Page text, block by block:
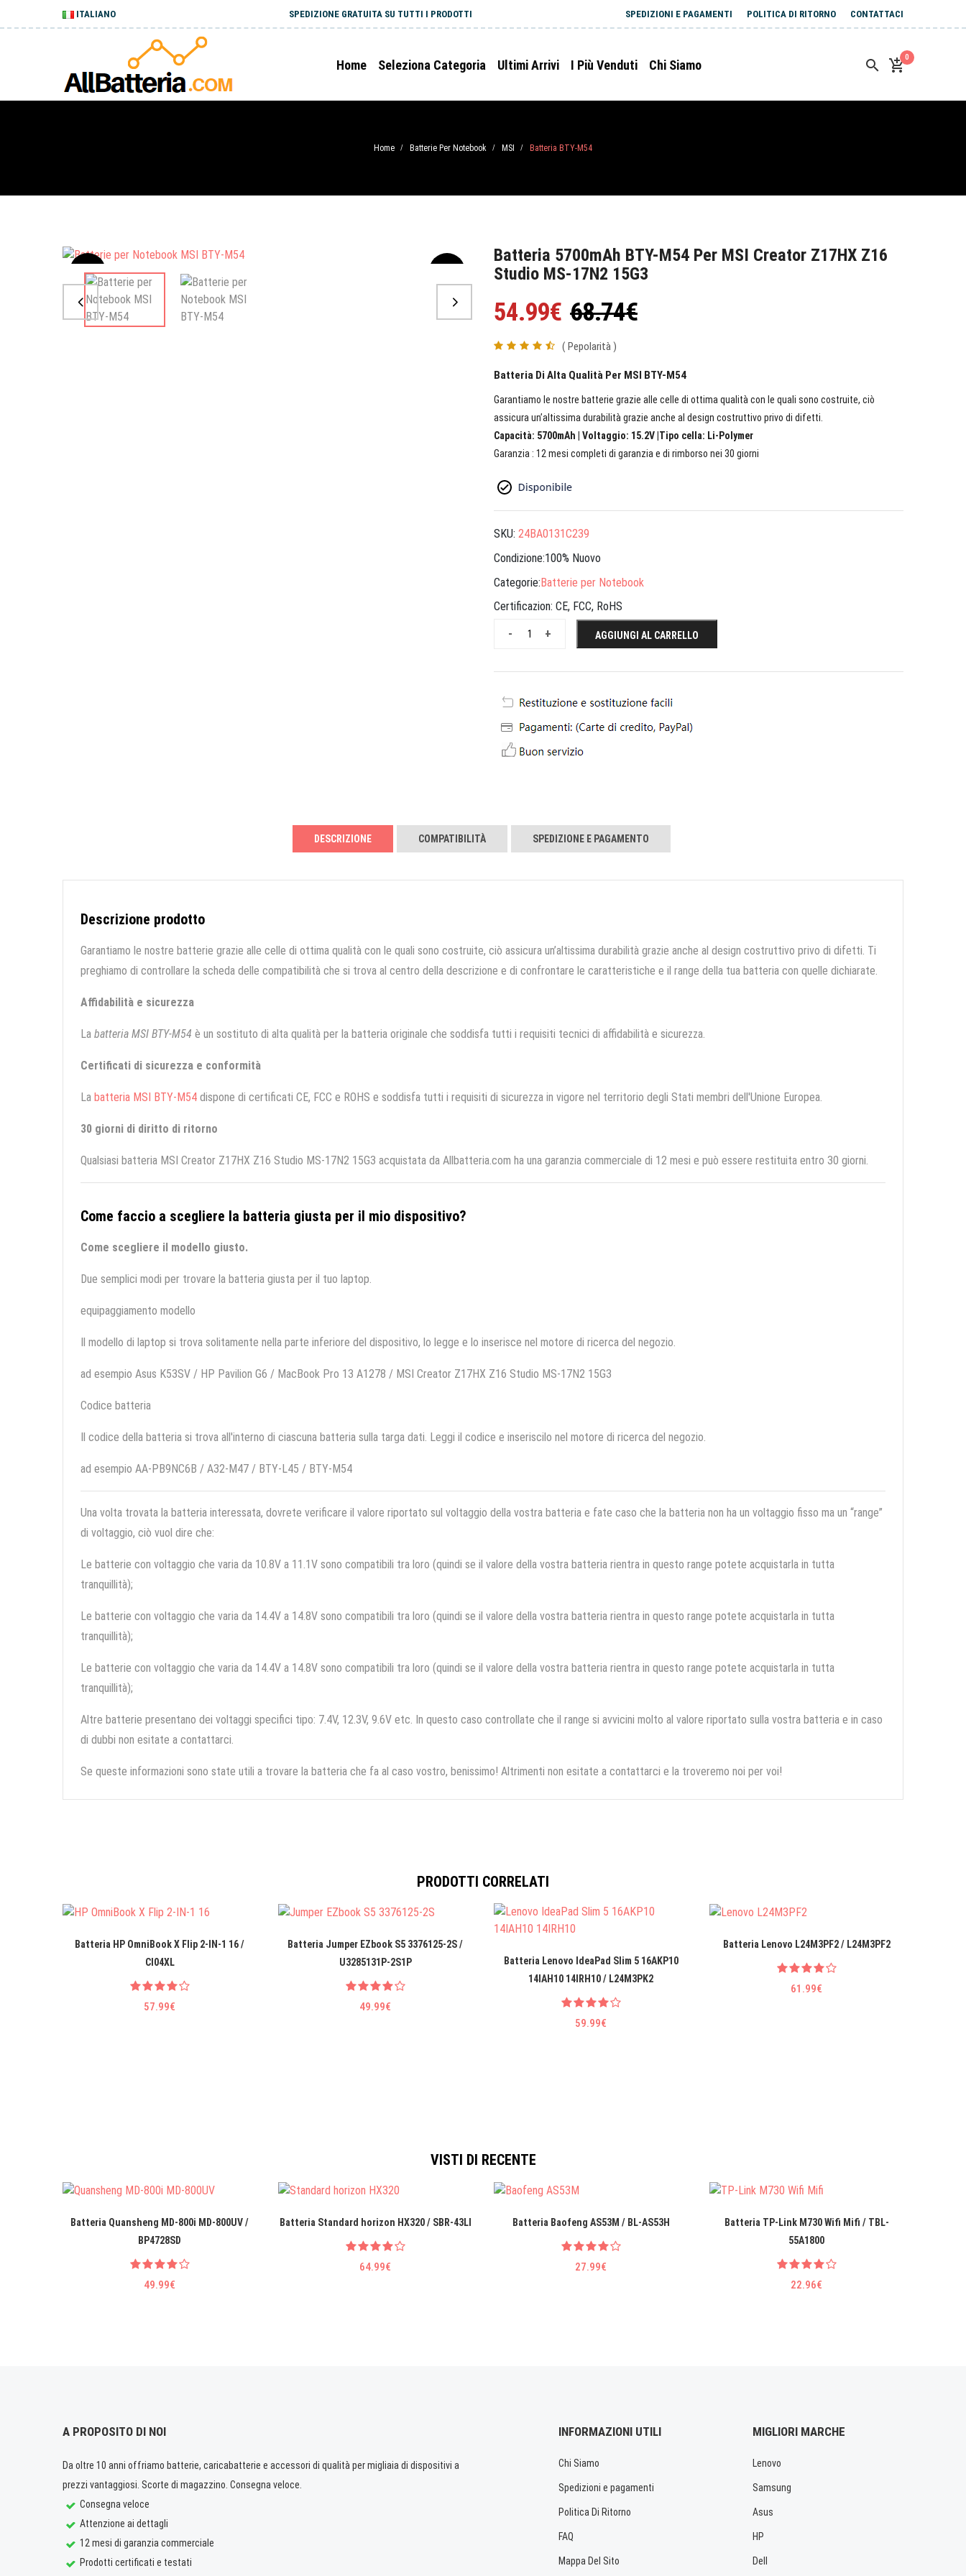
ITALIANO SPEDIZIONE GRATUITA SU TUTTI I PRODOTTI SPEDIZIONI E PAGAMENTI POLITICA DI RITORNO CONTATTACI
Home Seleziona Categoria Ultimi Arrivi I Più Venduti Chi Siamo
0
Home / Batterie Per Notebook / MSI / Batteria BTY-M54
Sale
Batteria 5700mAh BTY-M54 Per MSI Creator Z17HX Z16
Studio MS-17N2 15G3
54.99€ 68.74€
( Pepolarità )
Batteria Di Alta Qualità Per MSI BTY-M54
Garantiamo le nostre batterie grazie alle celle di ottima qualità con le quali sono costruite, ciò
assicura un’altissima durabilità grazie anche al design costruttivo privo di difetti.
Capacità: 5700mAh | Voltaggio: 15.2V |Tipo cella: Li-Polymer
Garanzia : 12 mesi completi di garanzia e di rimborso nei 30 giorni
SKU: 24BA0131C239
Condizione:100% Nuovo
Categorie:Batterie per Notebook
Certificazion: CE, FCC, RoHS
+
- AGGIUNGI AL CARRELLO
DESCRIZIONE COMPATIBILITÀ SPEDIZIONE E PAGAMENTO
Descrizione prodotto
Garantiamo le nostre batterie grazie alle celle di ottima qualità con le quali sono costruite, ciò assicura un’altissima durabilità grazie anche al design costruttivo privo di difetti. Ti
preghiamo di controllare la scheda delle compatibilità che si trova al centro della descrizione e di confrontare le caratteristiche e il range della tua batteria con quelle dichiarate.
Affidabilità e sicurezza
La batteria MSI BTY-M54 è un sostituto di alta qualità per la batteria originale che soddisfa tutti i requisiti tecnici di affidabilità e sicurezza.
Certificati di sicurezza e conformità
La batteria MSI BTY-M54 dispone di certificati CE, FCC e ROHS e soddisfa tutti i requisiti di sicurezza in vigore nel territorio degli Stati membri dell'Unione Europea.
30 giorni di diritto di ritorno
Qualsiasi batteria MSI Creator Z17HX Z16 Studio MS-17N2 15G3 acquistata da Allbatteria.com ha una garanzia commerciale di 12 mesi e può essere restituita entro 30 giorni.
Come faccio a scegliere la batteria giusta per il mio dispositivo?
Come scegliere il modello giusto.
Due semplici modi per trovare la batteria giusta per il tuo laptop.
equipaggiamento modello
Il modello di laptop si trova solitamente nella parte inferiore del dispositivo, lo legge e lo inserisce nel motore di ricerca del negozio.
ad esempio Asus K53SV / HP Pavilion G6 / MacBook Pro 13 A1278 / MSI Creator Z17HX Z16 Studio MS-17N2 15G3
Codice batteria
Il codice della batteria si trova all'interno di ciascuna batteria sulla targa dati. Leggi il codice e inseriscilo nel motore di ricerca del negozio.
ad esempio AA-PB9NC6B / A32-M47 / BTY-L45 / BTY-M54
Una volta trovata la batteria interessata, dovrete verificare il valore riportato sul voltaggio della vostra batteria e fate caso che la batteria non ha un voltaggio fisso ma un “range”
di voltaggio, ciò vuol dire che:
Le batterie con voltaggio che varia da 10.8V a 11.1V sono compatibili tra loro (quindi se il valore della vostra batteria rientra in questo range potete acquistarla in tutta
tranquillità);
Le batterie con voltaggio che varia da 14.4V a 14.8V sono compatibili tra loro (quindi se il valore della vostra batteria rientra in questo range potete acquistarla in tutta
tranquillità);
Le batterie con voltaggio che varia da 14.4V a 14.8V sono compatibili tra loro (quindi se il valore della vostra batteria rientra in questo range potete acquistarla in tutta
tranquillità);
Altre batterie presentano dei voltaggi specifici tipo: 7.4V, 12.3V, 9.6V etc. In questo caso controllate che il range si avvicini molto al valore riportato sulla vostra batteria e in caso
di dubbi non esitate a contattarci.
Se queste informazioni sono state utili a trovare la batteria che fa al caso vostro, benissimo! Altrimenti non esitate a contattarci e la troveremo noi per voi!
PRODOTTI CORRELATI
Batteria HP OmniBook X Flip 2-IN-1 16 /
CI04XL
57.99€
Batteria Jumper EZbook S5 3376125-2S /
U3285131P-2S1P
49.99€
Batteria Lenovo IdeaPad Slim 5 16AKP10
14IAH10 14IRH10 / L24M3PK2
59.99€
Batteria Lenovo L24M3PF2 / L24M3PF2
61.99€
VISTI DI RECENTE
Batteria Quansheng MD-800i MD-800UV /
BP4728SD
49.99€
Batteria Standard horizon HX320 / SBR-43LI
64.99€
Batteria Baofeng AS53M / BL-AS53H
27.99€
Batteria TP-Link M730 Wifi Mifi / TBL-
55A1800
22.96€
A PROPOSITO DI NOI
Da oltre 10 anni offriamo batterie, caricabatterie e accessori di qualità per migliaia di dispositivi a
prezzi vantaggiosi. Scorte di magazzino. Consegna veloce.
Consegna veloce
Attenzione ai dettagli
12 mesi di garanzia commerciale
Prodotti certificati e testati
INFORMAZIONI UTILI
Chi Siamo
Spedizioni e pagamenti
Politica Di Ritorno
FAQ
Mappa Del Sito
MIGLIORI MARCHE
Lenovo
Samsung
Asus
HP
Dell